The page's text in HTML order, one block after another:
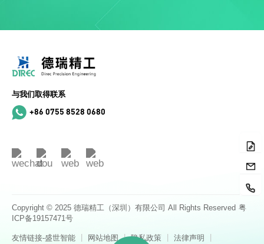
与我们取得联系
+86 0755 8528 0680
Copyright © 2025 德瑞精工（深圳）有限公司 All Rights Reserved 粤
ICP备19157471号
友情链接-盛世智能 网站地图 | 隐私政策 法律声明